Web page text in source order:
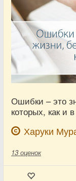
Ошибки – это
которых, как и
Харуки
13 оценок